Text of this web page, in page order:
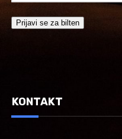
KONTAKT